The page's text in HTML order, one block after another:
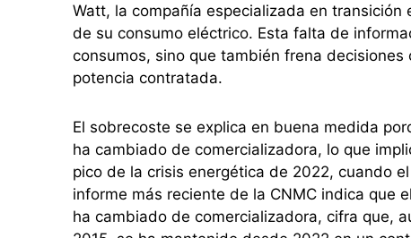
Watt, la compañía especializada en
de su consumo eléctrico. Esta falta de
consumos, sino que también frena
potencia contratada.
El sobrecoste se explica en buena medida
ha cambiado de comercializadora, lo que
pico de la crisis energética de 2022, cuando
informe más reciente de la CNMC indica que
ha cambiado de comercializadora, cifra que,